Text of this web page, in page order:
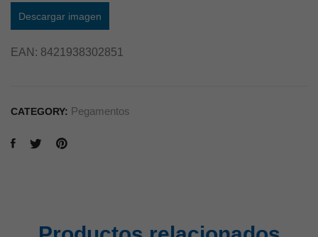
Descargar imagen
EAN: 8421938302851
CATEGORY: Pegamentos